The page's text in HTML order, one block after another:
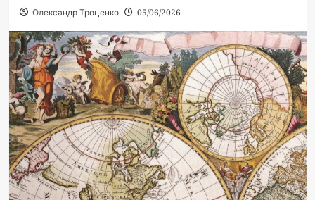
Олександр Троценко 05/06/2026